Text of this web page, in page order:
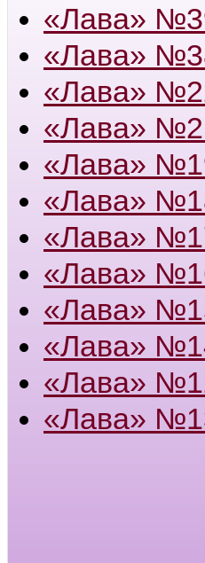
«Лава»
«Лава»
«Лава»
«Лава»
«Лава»
«Лава»
«Лава»
«Лава»
«Лава»
«Лава»
«Лава»
«Лава»